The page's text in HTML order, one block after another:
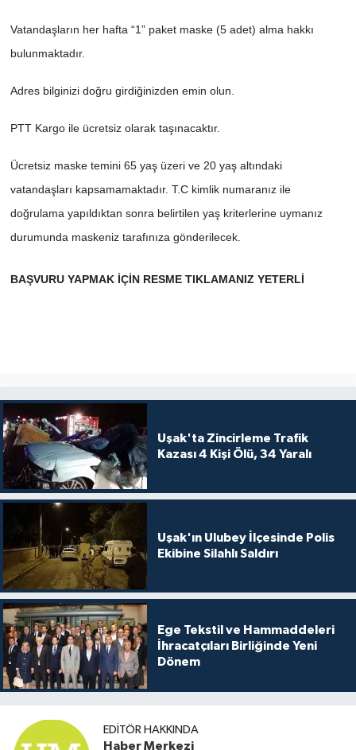
Vatandaşların her hafta “1” paket maske (5 adet) alma hakkı
bulunmaktadır.
Adres bilginizi doğru girdiğinizden emin olun.
PTT Kargo ile ücretsiz olarak taşınacaktır.
Ücretsiz maske temini 65 yaş üzeri ve 20 yaş altındaki
vatandaşları kapsamamaktadır. T.C kimlik numaranız ile
doğrulama yapıldıktan sonra belirtilen yaş kriterlerine uymanız
durumunda maskeniz tarafınıza gönderilecek.
BAŞVURU YAPMAK İÇİN RESME TIKLAMANIZ YETERLİ
Uşak'ta Zincirleme Trafik
Kazası 4 Kişi Ölü, 34 Yaralı
Uşak'ın Ulubey İlçesinde Polis
Ekibine Silahlı Saldırı
Ege Tekstil ve Hammaddeleri
İhracatçıları Birliğinde Yeni
Dönem
EDITÖR HAKKINDA
Haber Merkezi
POLİTİKA
VEFATLAR
Yerel